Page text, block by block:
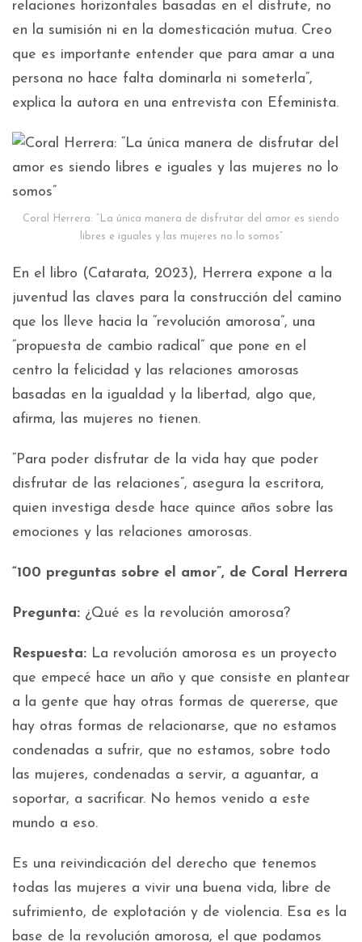
relaciones horizontales basadas en el disfrute, no
en la sumisión ni en la domesticación mutua. Creo
que es importante entender que para amar a una
persona no hace falta dominarla ni someterla”,
explica la autora en una entrevista con Efeminista.
Coral Herrera: “La única manera de disfrutar del amor es siendo
libres e iguales y las mujeres no lo somos”
En el libro (Catarata, 2023), Herrera expone a la
juventud las claves para la construcción del camino
que los lleve hacia la “revolución amorosa”, una
“propuesta de cambio radical” que pone en el
centro la felicidad y las relaciones amorosas
basadas en la igualdad y la libertad, algo que,
afirma, las mujeres no tienen.
“Para poder disfrutar de la vida hay que poder
disfrutar de las relaciones”, asegura la escritora,
quien investiga desde hace quince años sobre las
emociones y las relaciones amorosas.
“100 preguntas sobre el amor”, de Coral Herrera
Pregunta: ¿Qué es la revolución amorosa?
Respuesta: La revolución amorosa es un proyecto
que empecé hace un año y que consiste en plantear
a la gente que hay otras formas de quererse, que
hay otras formas de relacionarse, que no estamos
condenadas a sufrir, que no estamos, sobre todo
las mujeres, condenadas a servir, a aguantar, a
soportar, a sacrificar. No hemos venido a este
mundo a eso.
Es una reivindicación del derecho que tenemos
todas las mujeres a vivir una buena vida, libre de
sufrimiento, de explotación y de violencia. Esa es la
base de la revolución amorosa, el que podamos